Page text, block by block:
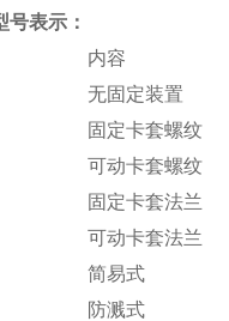
号表示：
内容
无固定装置
固定卡套螺纹
可动卡套螺纹
固定卡套法兰
可动卡套法兰
简易式
防溅式